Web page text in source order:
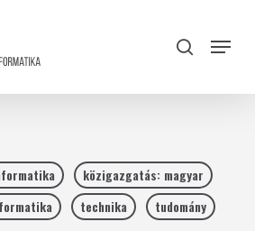
search
Menu
közigazgatás: magyar
technika tudomány
Close